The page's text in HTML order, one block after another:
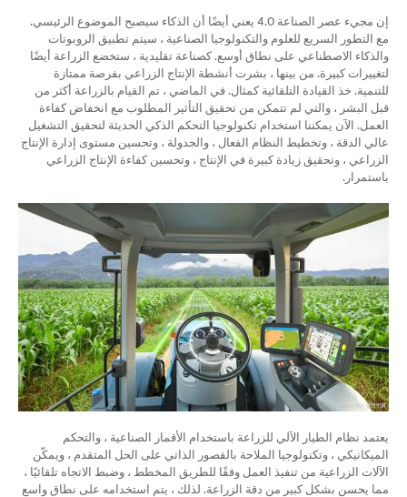
الزراعية
إن مجيء عصر الصناعة 4.0 يعني أيضًا أن الذكاء سيصبح الموضوع الرئيسي.
مع التطور السريع للعلوم والتكنولوجيا الصناعية ، سيتم تطبيق الروبوتات
والذكاء الاصطناعي على نطاق أوسع. كصناعة تقليدية ، ستخضع الزراعة أيضًا
لتغييرات كبيرة. من بينها ، بشرت أنشطة الإنتاج الزراعي بفرصة ممتازة
للتنمية. خذ القيادة التلقائية كمثال. في الماضي ، تم القيام بالزراعة أكثر من
قبل البشر ، والتي لم تتمكن من تحقيق التأثير المطلوب مع انخفاض كفاءة
العمل. الآن يمكننا استخدام تكنولوجيا التحكم الذكي الحديثة لتحقيق التشغيل
عالي الدقة ، وتخطيط النظام الفعال ، والجدولة ، وتحسين مستوى إدارة الإنتاج
الزراعي ، وتحقيق زيادة كبيرة في الإنتاج ، وتحسين كفاءة الإنتاج الزراعي
باستمرار.
يعتمد نظام الطيار الآلي للزراعة باستخدام الأقمار الصناعية ، والتحكم
الميكانيكي ، وتكنولوجيا الملاحة بالقصور الذاتي على الحل المتقدم ، ويمكّن
الآلات الزراعية من تنفيذ العمل وفقًا للطريق المخطط ، وضبط الاتجاه تلقائيًا ،
مما يحسن بشكل كبير من دقة الزراعة. لذلك ، يتم استخدامه على نطاق واسع